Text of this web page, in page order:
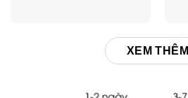
XEM THÊM